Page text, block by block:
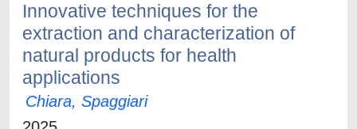
Innovative techniques for the
extraction and characterization of
natural products for health
applications
Chiara, Spaggiari